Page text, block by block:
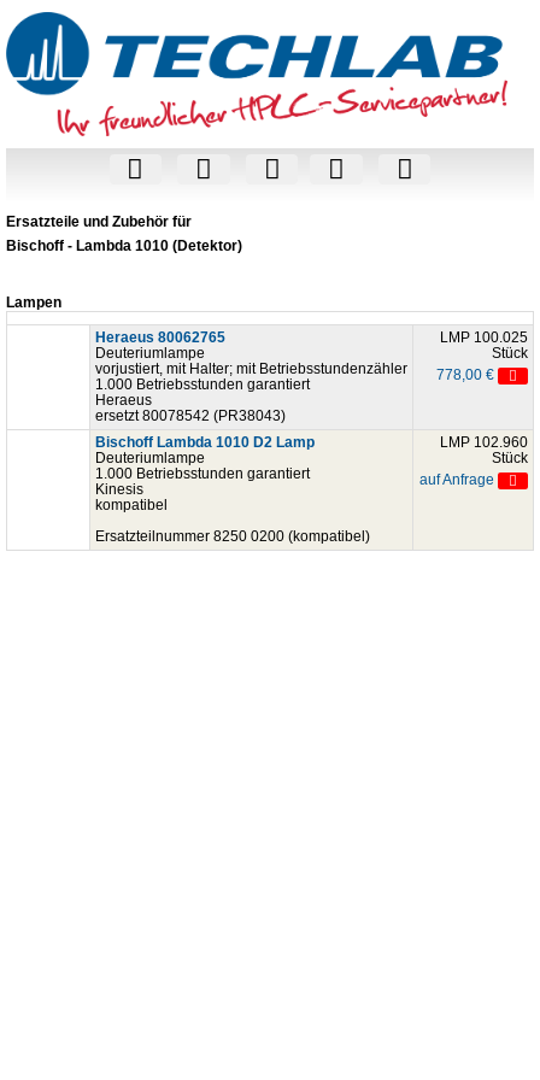
Ersatzteile und Zubehör für
Bischoff - Lambda 1010 (Detektor)
Lampen
Heraeus 80062765
Deuteriumlampe
vorjustiert, mit Halter; mit Betriebsstundenzähler
1.000 Betriebsstunden garantiert
Heraeus
ersetzt 80078542 (PR38043)
LMP 100.025
Stück
778,00 €
Bischoff Lambda 1010 D2 Lamp
Deuteriumlampe
1.000 Betriebsstunden garantiert
Kinesis
kompatibel
Ersatzteilnummer 8250 0200 (kompatibel)
LMP 102.960
Stück
auf Anfrage